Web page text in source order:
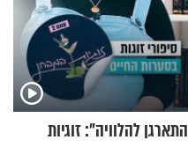
להלוויה": זוגיות